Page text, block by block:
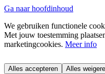
Ga naar hoofdinhoud
We gebruiken functionele
Met jouw toestemming
marketingcookies. Meer info
Alles accepteren Alles